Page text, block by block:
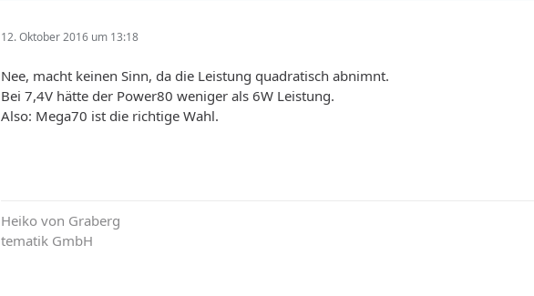
12. Oktober 2016 um 13:18
Nee, macht keinen Sinn, da die Leistung quadratisch abnimnt.
Bei 7,4V hätte der Power80 weniger als 6W Leistung.
Also: Mega70 ist die richtige Wahl.
Heiko von Graberg
tematik GmbH